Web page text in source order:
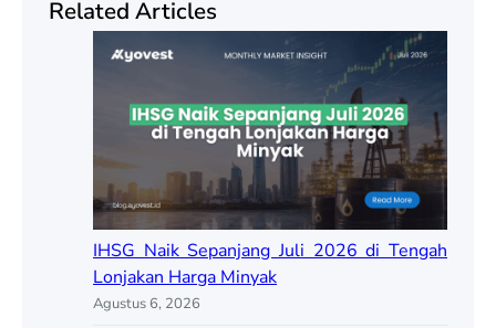
Related Articles
IHSG Naik Sepanjang Juli 2026 di Tengah
Lonjakan Harga Minyak
Agustus 6, 2026